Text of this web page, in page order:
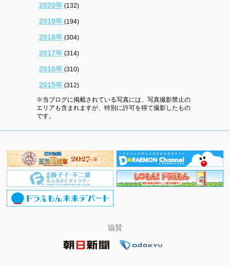
2020年 (132)
2019年 (194)
2018年 (304)
2017年 (314)
2016年 (310)
2015年 (312)
※当ブログに掲載されている写真には、写真撮影禁止の
エリアも含まれますが、特別に許可を得て撮影したもの
です。
協賛